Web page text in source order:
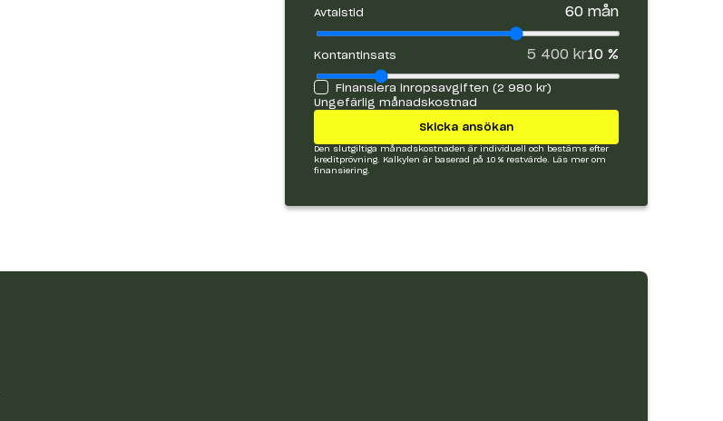
Avtalstid 60mån
Kontantinsats 5 400 kr10%
Finansiera inropsavgiften (2 980 kr)
Ungefärlig månadskostnad
Skicka ansökan
Den slutgiltiga månadskostnaden är individuell och bestäms efter
kreditprövning. Kalkylen är baserad på 10 % restvärde.
Läs mer om
finansiering.